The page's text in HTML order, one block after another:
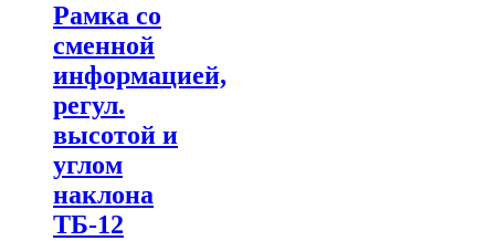
Рамка со
сменной
информацией,
регул.
высотой и
углом
наклона
ТБ-12